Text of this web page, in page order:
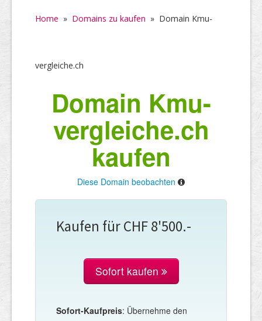
Home » Domains zu kaufen » Domain Kmu-
vergleiche.ch
Domain Kmu-
vergleiche.ch
kaufen
Diese Domain beobachten
Kaufen für CHF 8'500.-
Sofort kaufen
Sofort-Kaufpreis: Übernehme den